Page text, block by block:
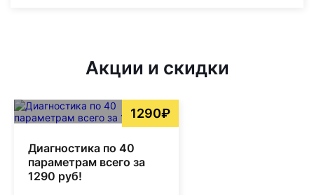
Акции и скидки
1290₽
Диагностика по 40
параметрам всего за
1290 руб!